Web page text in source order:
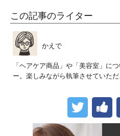
この記事のライター
かえで
「ヘアケア商品」や「美容室」に
ー。楽しみながら執筆させていただ